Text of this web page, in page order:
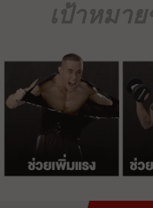
เป้าหมา